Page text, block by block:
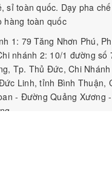
sỉ toàn quốc. Dạy pha
hàng toàn quốc
1: 79 Tăng Nhơn Phú,
nhánh 2: 10/1 đường số
Tp. Thủ Đức, Chi
Linh, tỉnh Bình Thuận,
- Đường Quảng Xương